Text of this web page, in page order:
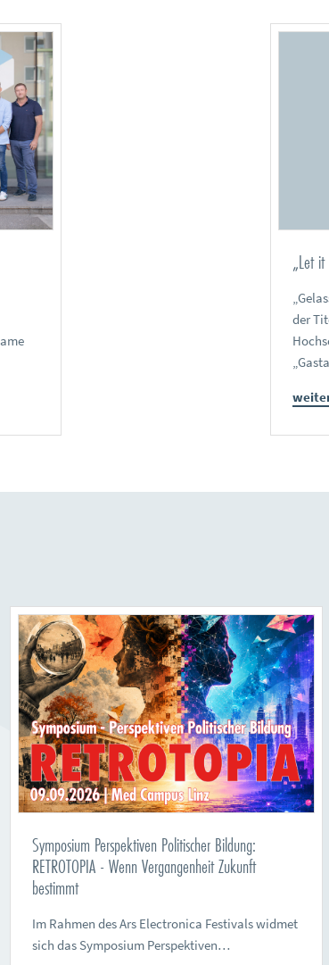
„Let
der
Symposium Perspektiven Politischer Bildung:
RETROTOPIA - Wenn Vergangenheit Zukunft
bestimmt
Im Rahmen des Ars Electronica Festivals widmet
sich das Symposium Perspektiven…